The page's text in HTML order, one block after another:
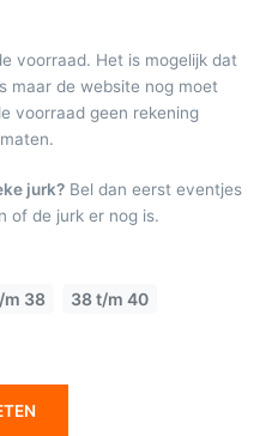
voorraad. Het is mogelijk dat
maar de website nog moet
voorraad geen rekening
jurk? Bel dan eerst eventjes
of de jurk er nog is.
m 38
38 t/m 40